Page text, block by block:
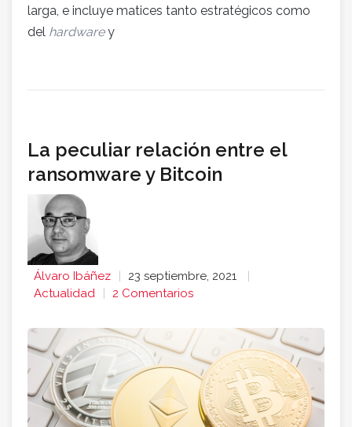
larga, e incluye matices tanto estratégicos como
del hardwarey
La peculiar relación entre el
ransomware y Bitcoin
Álvaro Ibáñez
23 septiembre, 2021
Actualidad
2 Comentarios